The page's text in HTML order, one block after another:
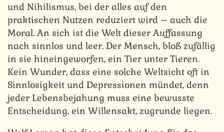
und Nihilismus, bei der alles auf den
praktischen Nutzen reduziert wird – auch die
Moral. An sich ist die Welt dieser Auffassung
nach sinnlos und leer. Der Mensch, bloß zufällig
in sie hineingeworfen, ein Tier unter Tieren.
Kein Wunder, dass eine solche Weltsicht oft in
Sinnlosigkeit und Depressionen mündet, denn
jeder Lebensbejahung muss eine bewusste
Entscheidung, ein Willensakt, zugrunde liegen.